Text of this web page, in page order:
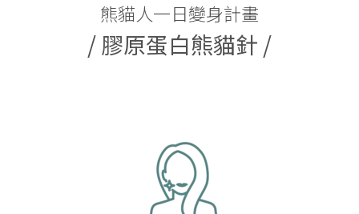
熊貓人一日變身計畫
/ 膠原蛋白熊貓針 /